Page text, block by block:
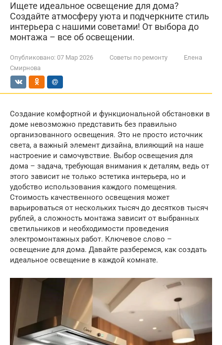
Ищете идеальное освещение для дома?
Создайте атмосферу уюта и подчеркните стиль
интерьера с нашими советами! От выбора до
монтажа – все об освещении.
Опубликовано: 07 Мар 2026 Советы по ремонту
Елена
Смирнова
Создание комфортной и функциональной обстановки в
доме невозможно представить без правильно
организованного освещения. Это не просто источник
света, а важный элемент дизайна, влияющий на наше
настроение и самочувствие. Выбор освещения для
дома – задача, требующая внимания к деталям, ведь от
этого зависит не только эстетика интерьера, но и
удобство использования каждого помещения.
Стоимость качественного освещения может
варьироваться от нескольких тысяч до десятков тысяч
рублей, а сложность монтажа зависит от выбранных
светильников и необходимости проведения
электромонтажных работ. Ключевое слово –
освещение для дома. Давайте разберемся, как создать
идеальное освещение в каждой комнате.